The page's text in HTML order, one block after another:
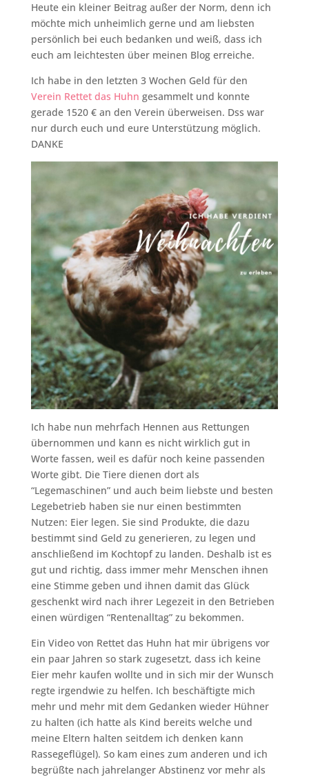
Heute ein kleiner Beitrag außer der Norm, denn ich
möchte mich unheimlich gerne und am liebsten
persönlich bei euch bedanken und weiß, dass ich
euch am leichtesten über meinen Blog erreiche.
Ich habe in den letzten 3 Wochen Geld für den
Verein Rettet das Huhn gesammelt und konnte
gerade 1520 € an den Verein überweisen. Dss war
nur durch euch und eure Unterstützung möglich.
DANKE
Ich habe nun mehrfach Hennen aus Rettungen
übernommen und kann es nicht wirklich gut in
Worte fassen, weil es dafür noch keine passenden
Worte gibt. Die Tiere dienen dort als
“Legemaschinen” und auch beim liebste und besten
Legebetrieb haben sie nur einen bestimmten
Nutzen: Eier legen. Sie sind Produkte, die dazu
bestimmt sind Geld zu generieren, zu legen und
anschließend im Kochtopf zu landen. Deshalb ist es
gut und richtig, dass immer mehr Menschen ihnen
eine Stimme geben und ihnen damit das Glück
geschenkt wird nach ihrer Legezeit in den Betrieben
einen würdigen “Rentenalltag” zu bekommen.
Ein Video von Rettet das Huhn hat mir übrigens vor
ein paar Jahren so stark zugesetzt, dass ich keine
Eier mehr kaufen wollte und in sich mir der Wunsch
regte irgendwie zu helfen. Ich beschäftigte mich
mehr und mehr mit dem Gedanken wieder Hühner
zu halten (ich hatte als Kind bereits welche und
meine Eltern halten seitdem ich denken kann
Rassegeflügel). So kam eines zum anderen und ich
begrüßte nach jahrelanger Abstinenz vor mehr als